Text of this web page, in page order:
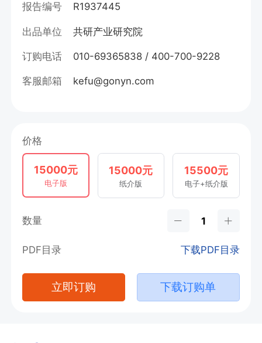
报告编号 R1937445
出品单位 共研产业研究院
订购电话 010-69365838 / 400-700-9228
客服邮箱 kefu@gonyn.com
价格
15000元
电子版
15000元
纸介版
15500元
电子+纸介版
数量
PDF目录 下载PDF目录
立即订购 下载订购单